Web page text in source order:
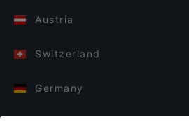
Austria
Switzerland
Germany